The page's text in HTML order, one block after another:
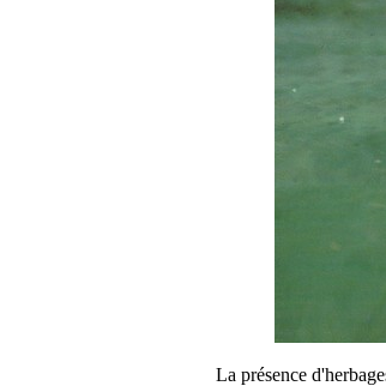
La présence